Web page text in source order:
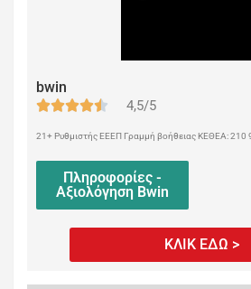
bwin
4,5/5
21+ Ρυθμιστής ΕΕΕΠ Γραμμή βοήθειας ΚΕΘΕΑ: 210
Πληροφορίες -
Αξιολόγηση Bwin
ΚΛΙΚ ΕΔΩ >